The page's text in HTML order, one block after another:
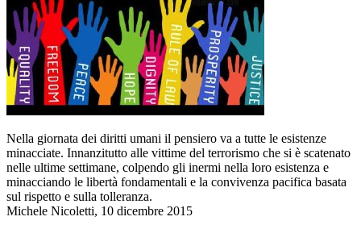
Nella giornata dei diritti umani il pensiero va a tutte le esistenze
minacciate. Innanzitutto alle vittime del terrorismo che si è scatenato
nelle ultime settimane, colpendo gli inermi nella loro esistenza e
minacciando le libertà fondamentali e la convivenza pacifica basata
sul rispetto e sulla tolleranza.
Michele Nicoletti, 10 dicembre 2015